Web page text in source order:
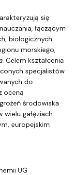
się
łączącym
biologicznych
morskiego,
. Celem kształcenia
specjalistów
do
oceną
środowiska
gałęziach
europejskim
UG